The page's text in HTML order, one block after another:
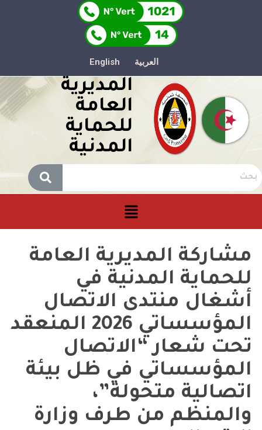
العربية English
المديرية
العامة
للحماية
المدنية
مشاركة المديرية العامة
للحماية المدنية في
أشغال منتدى الاتصال
المؤسساتي 2026 المنعقد
تحت شعار “الاتصال
المؤسساتي في ظل بيئة
اتصالية متحولة”،
والمنظم من طرف وزارة